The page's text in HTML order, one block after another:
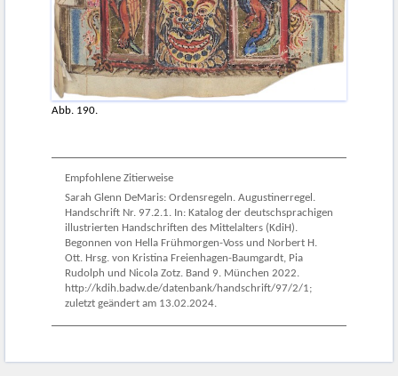
Abb. 190.
Empfohlene Zitierweise
Sarah Glenn DeMaris: Ordensregeln. Augustinerregel.
Handschrift Nr. 97.2.1. In: Katalog der deutschsprachigen
illustrierten Handschriften des Mittelalters (KdiH).
Begonnen von Hella Frühmorgen-Voss und Norbert H.
Ott. Hrsg. von Kristina Freienhagen-Baumgardt, Pia
Rudolph und Nicola Zotz. Band 9. München 2022.
http://kdih.badw.de/datenbank/handschrift/97/2/1;
zuletzt geändert am 13.02.2024.